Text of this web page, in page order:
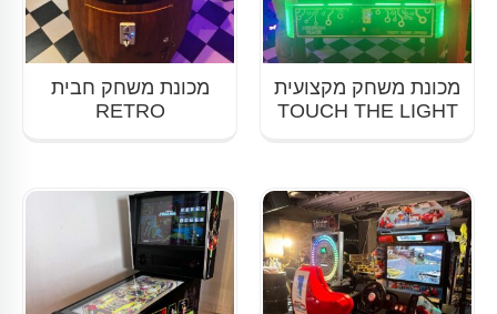
מכונת משחק מקצועית
TOUCH THE LIGHT
מכונת משחק חבית
RETRO